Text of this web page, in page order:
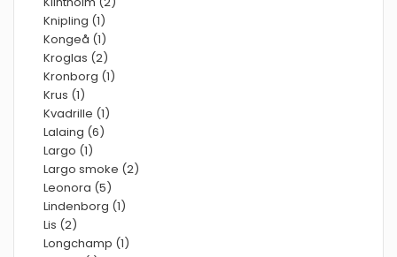
Knipling (1)
Kongeå (1)
Kroglas (2)
Kronborg (1)
Krus (1)
Kvadrille (1)
Lalaing (6)
Largo (1)
Largo smoke (2)
Leonora (5)
Lindenborg (1)
Lis (2)
Longchamp (1)